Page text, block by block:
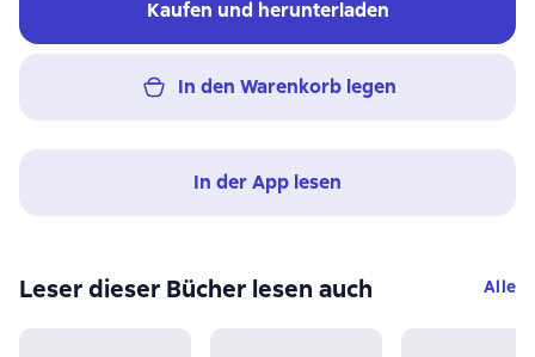
Kaufen und herunterladen
In den Warenkorb legen
In der App lesen
Leser dieser Bücher lesen auch Alle